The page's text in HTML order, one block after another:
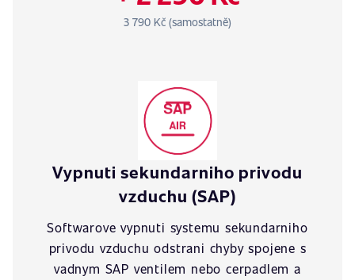
3 790 Kč (samostatně)
Vypnuti sekundarniho privodu
vzduchu (SAP)
Softwarove vypnuti systemu sekundarniho
privodu vzduchu odstrani chyby spojene s
vadnym SAP ventilem nebo cerpadlem a